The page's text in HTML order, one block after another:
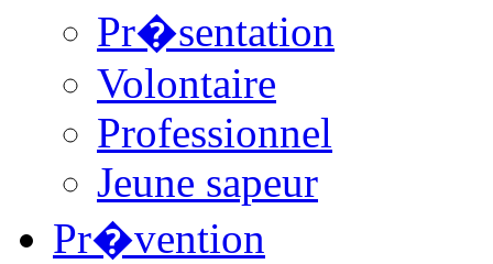
Pr�sentation
Volontaire
Professionnel
Jeune sapeur
Pr�vention